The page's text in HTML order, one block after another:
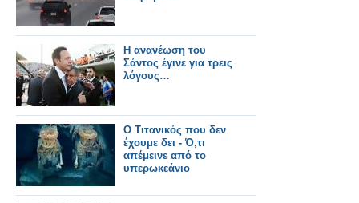
Η ανανέωση του
Σάντος έγινε για τρεις
λόγους…
O Tιτανικός που δεν
έχουμε δει - Ό,τι
απέμεινε από το
υπερωκεάνιο